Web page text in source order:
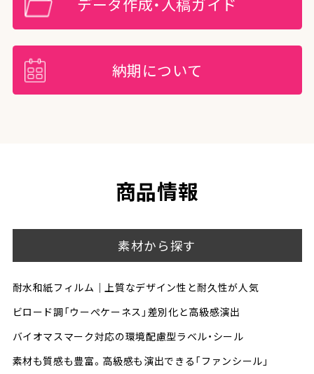
データ作成・入稿ガイド
納期について
商品情報
素材から探す
耐水和紙フィルム｜上質なデザイン性と耐久性が人気
ビロード調「ウーぺケーネス」差別化と高級感演出
バイオマスマーク対応の環境配慮型ラベル・シール
素材も質感も豊富。高級感も演出できる「ファンシール」